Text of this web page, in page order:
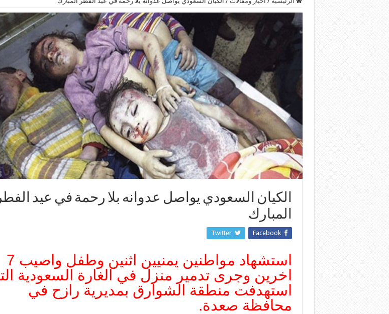
الكيان السعودي يواصل عدوانه بلا رحمة في عيد الفطر
المبارك
Facebook
Twitter
استشهاد مواطنين يمنيين اثنين وطفل واصيب 7
اخرين وجرى تدمير منزل في الغارة السعودية
استهدفت منطقة الشوارق بمديرية رازح في
محافظة صعدة.